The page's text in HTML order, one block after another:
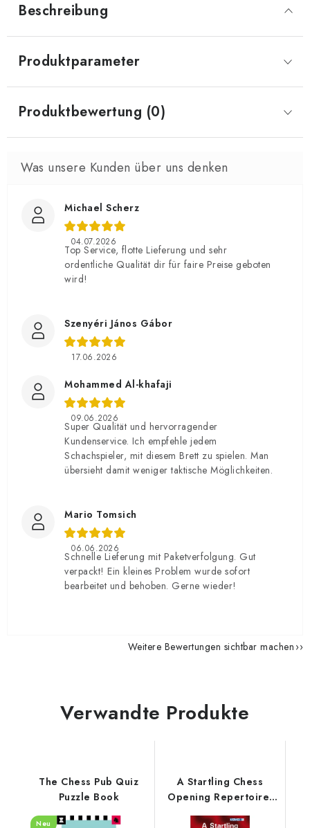
Beschreibung
Produktparameter
Produktbewertung (0)
Michael Scherz
04.07.2026
Top Service, flotte Lieferung und sehr
ordentliche Qualität dir für faire Preise geboten
wird!
Szenyéri János Gábor
17.06.2026
Mohammed Al-khafaji
09.06.2026
Super Qualität und hervorragender
Kundenservice. Ich empfehle jedem
Schachspieler, mit diesem Brett zu spielen. Man
übersieht damit weniger taktische Möglichkeiten.
Mario Tomsich
06.06.2026
Schnelle Lieferung mit Paketverfolgung. Gut
verpackt! Ein kleines Problem wurde sofort
bearbeitet und behoben. Gerne wieder!
Weitere Bewertungen sichtbar machen
Verwandte Produkte
The Chess Pub Quiz
Puzzle Book
Neu
A Startling Chess
Opening Repertoire:
New Edition